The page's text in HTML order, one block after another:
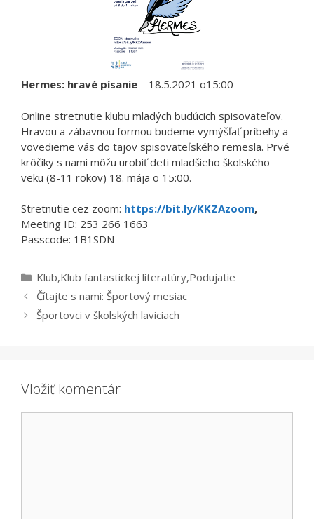
Hermes: hravé písanie – 18.5.2021 o15:00
Online stretnutie klubu mladých budúcich spisovateľov.
Hravou a zábavnou formou budeme vymýšľať príbehy a
vovedieme vás do tajov spisovateľského remesla. Prvé
krôčiky s nami môžu urobiť deti mladšieho školského
veku (8-11 rokov) 18. mája o 15:00.
Stretnutie cez zoom: https://bit.ly/KKZAzoom,
Meeting ID: 253 266 1663
Passcode: 1B1SDN
Kategórie
Klub,Klub fantastickej literatúry,Podujatie
Čítajte s nami: Športový mesiac
Športovci v školských laviciach
Vložiť komentár